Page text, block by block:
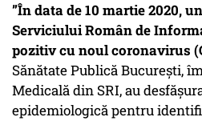
”În data de 10 martie 2020,
Serviciului Român de
pozitiv cu noul coronavirus
Sănătate Publică București,
Medicală din SRI, au
epidemiologică pentru